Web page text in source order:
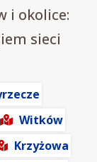
i okolice:
sieci
Witków
Krzyżowa